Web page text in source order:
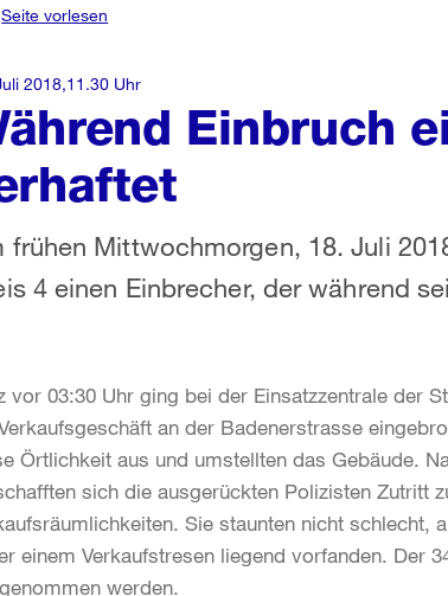
Einbruch
Seite vorlesen
frühen Mittwochmorgen, 18. Juli
4 einen Einbrecher, der während
2018,11.30 Uhr
vor 03:30 Uhr ging bei der Einsatzzentrale der
an der Badenerstrasse
Örtlichkeit aus und umstellten das Gebäude.
sich die ausgerückten Polizisten Zutritt
Sie staunten nicht schlecht,
einem Verkaufstresen liegend vorfanden. Der
werden.